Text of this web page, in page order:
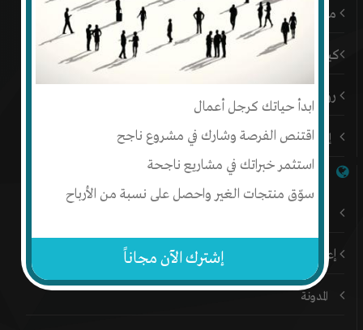
ابدأ حياتك كرجل أعمال
اقتنص الفرصة وشارك في مشروع ناجح
استثمر خبراتك في مشاريع ناجحة
سوّق منتجات الغير واحصل على نسبة من الأرباح
إشترك الآن مجاناً
من نحن
كيف أبدأ
رؤيتنا
إتصل بنا
روابط هامة
إعلن على إنتج
المدونة